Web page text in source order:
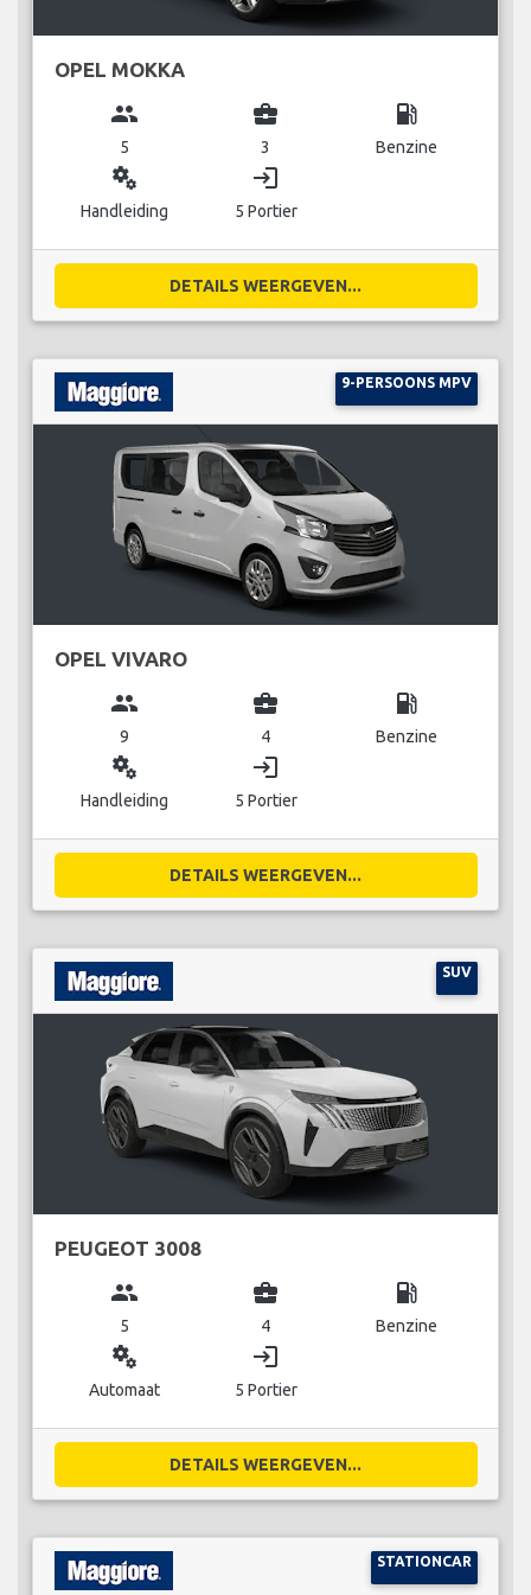
OPEL MOKKA
group
5
business_center
3
local_gas_station
Benzine
miscellaneous_services
Handleiding
login
5 Portier
DETAILS WEERGEVEN...
9-PERSOONS MPV
OPEL VIVARO
group
9
business_center
4
local_gas_station
Benzine
miscellaneous_services
Handleiding
login
5 Portier
DETAILS WEERGEVEN...
SUV
PEUGEOT 3008
group
5
business_center
4
local_gas_station
Benzine
miscellaneous_services
Automaat
login
5 Portier
DETAILS WEERGEVEN...
STATIONCAR